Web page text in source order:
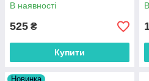
В наявності
525 ₴
Купити
Новинка